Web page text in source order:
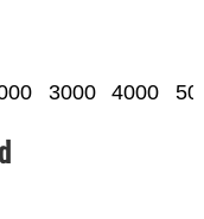
3000 4000